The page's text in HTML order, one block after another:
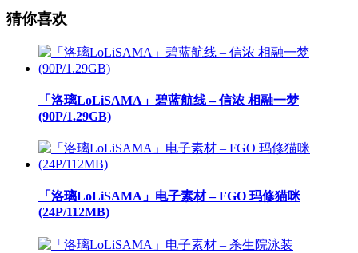
猜你喜欢
「洛璃LoLiSAMA」碧蓝航线 – 信浓 相融一梦
(90P/1.29GB)
「洛璃LoLiSAMA」电子素材 – FGO 玛修猫咪
(24P/112MB)